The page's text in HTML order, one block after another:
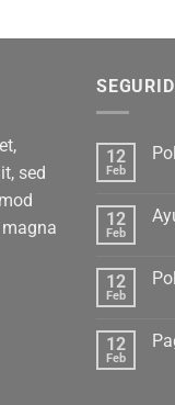
sed
12
Feb
12
Feb
12
Feb
12
Feb